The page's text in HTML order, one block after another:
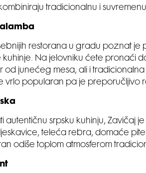
tradicionalnu i
restorana u gradu poznat je
kuhinje. Na jelovniku ćete pronaći
od junećeg mesa, ali i
vrlo popularan pa je preporučljivo
autentičnu srpsku kuhinju, Zavičaj
teleća rebra, domaće
odiše toplom atmosferom